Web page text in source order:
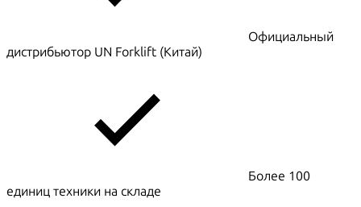
Официальный
дистрибьютор UN Forklift (Китай)
Более 100
единиц техники на складе